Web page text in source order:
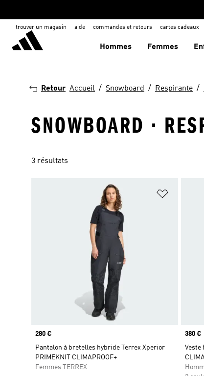
trouver un magasin aide commandes et retours cartes cadeaux
Hommes Femmes
Retour Accueil Snowboard Respirante
SNOWBOARD ·
3 résultats
Ajouter
Prix
280 €
Pantalon à bretelles hybride Terrex Xperior
PRIMEKNIT CLIMAPROOF+
Femmes TERREX
Prix
380 €
Veste